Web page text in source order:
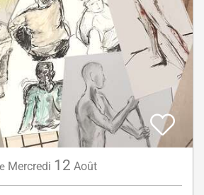
Mercredi 12 Août